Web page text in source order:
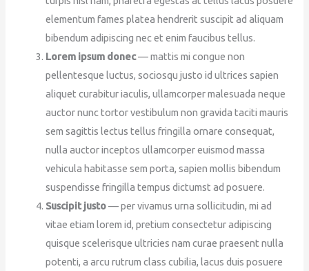
elementum fames platea hendrerit suscipit ad aliquam
bibendum adipiscing nec et enim faucibus tellus.
Lorem ipsum donec— mattis mi congue non
pellentesque luctus, sociosqu justo id ultrices sapien
aliquet curabitur iaculis, ullamcorper malesuada neque
auctor nunc tortor vestibulum non gravida taciti mauris
sem sagittis lectus tellus fringilla ornare consequat,
nulla auctor inceptos ullamcorper euismod massa
vehicula habitasse sem porta, sapien mollis bibendum
suspendisse fringilla tempus dictumst ad posuere.
Suscipit justo— per vivamus urna sollicitudin, mi ad
vitae etiam lorem id, pretium consectetur adipiscing
quisque scelerisque ultricies nam curae praesent nulla
potenti, a arcu rutrum class cubilia, lacus duis posuere